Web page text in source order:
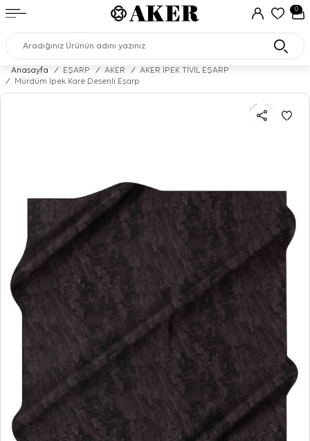
0
Anasayfa / EŞARP / AKER /
AKER İPEK TİVİL EŞARP
/
Mürdüm İpek Kare Desenli Eşarp